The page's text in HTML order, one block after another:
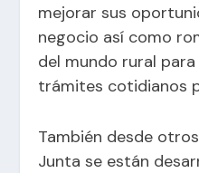
mejorar sus
negocio así como
del mundo rural
trámites cotidianos
También desde
Junta se están